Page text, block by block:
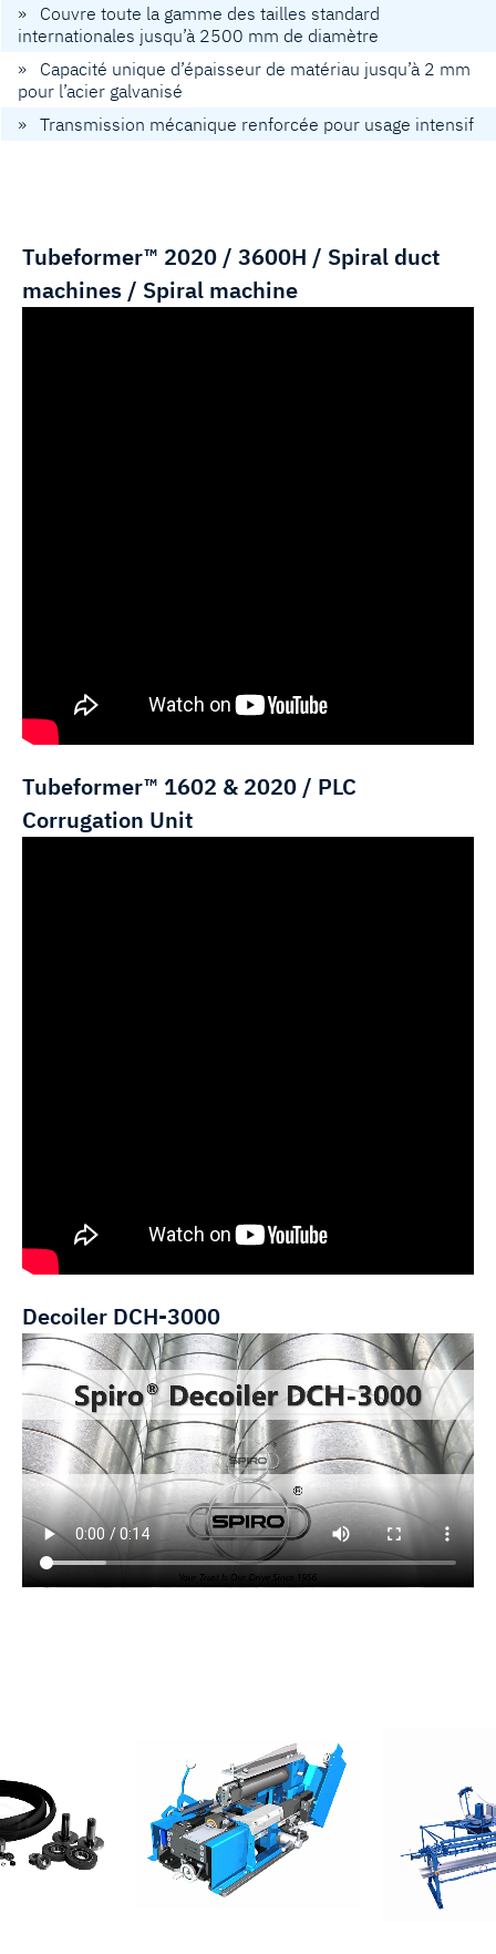
» Couvre toute la gamme des tailles standard
internationales jusqu’à 2500 mm de diamètre
» Capacité unique d’épaisseur de matériau jusqu’à 2 mm
pour l’acier galvanisé
» Transmission mécanique renforcée pour usage intensif
Tubeformer™ 2020 / 3600H / Spiral duct
machines / Spiral machine
Tubeformer™ 1602 & 2020 / PLC
Corrugation Unit
Decoiler DCH-3000